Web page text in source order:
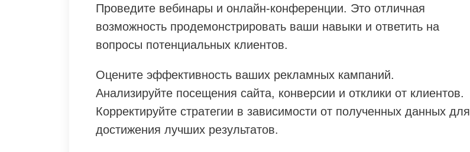
Проведите вебинары и онлайн-конференции. Это отличная
возможность продемонстрировать ваши навыки и ответить на
вопросы потенциальных клиентов.
Оцените эффективность ваших рекламных кампаний.
Анализируйте посещения сайта, конверсии и отклики от клиентов.
Корректируйте стратегии в зависимости от полученных данных для
достижения лучших результатов.